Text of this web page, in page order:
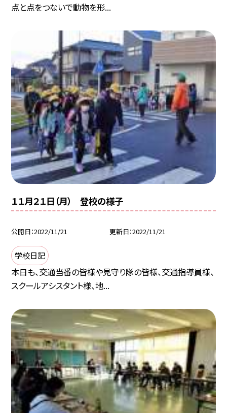
点と点をつないで動物を形...
１１月２１日（月） 登校の様子
公開日 2022/11/21 更新日 2022/11/21
学校日記
本日も、交通当番の皆様や見守り隊の皆様、交通指導員様、
スクールアシスタント様、地...